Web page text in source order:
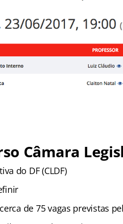
Câmara
do DF (CLDF)
de 75 vagas previstas